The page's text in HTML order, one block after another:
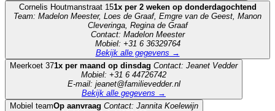
Cornelis Houtmanstraat 151x per 2 weken op donderdagochtend
Team: Madelon Meester, Loes de Graaf, Emgre van de Geest, Manon
Cleveringa, Regina de Graaf
Contact: Madelon Meester
Mobiel: +31 6 36329764
Bekijk alle gegevens →
Meerkoet 371x per maand op dinsdag Contact: Jeanet Vedder
Mobiel: +31 6 44726742
E-mail: jeanet@familievedder.nl
Bekijk alle gegevens →
Mobiel teamOp aanvraag Contact: Jannita Koelewijn